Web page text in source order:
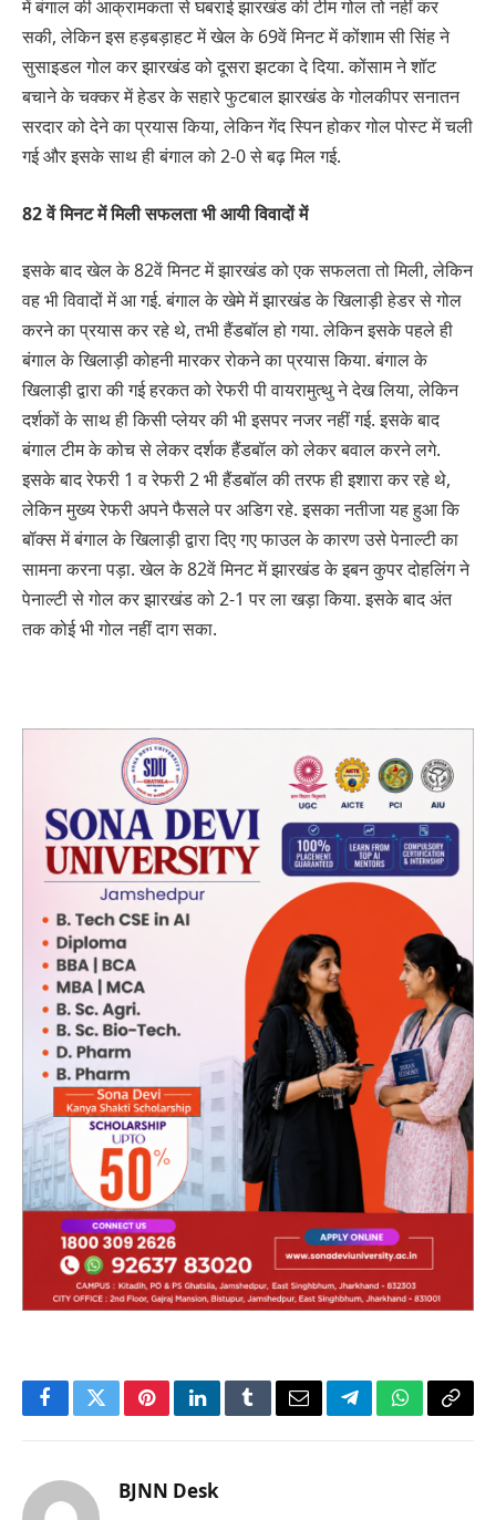
में बंगाल की आक्रामकता से घबराई झारखंड की टीम गोल तो नहीं कर
सकी, लेकिन इस हड़बड़ाहट में खेल के 69वें मिनट में कोंशाम सी सिंह ने
सुसाइडल गोल कर झारखंड को दूसरा झटका दे दिया. कोंसाम ने शॉट
बचाने के चक्कर में हेडर के सहारे फुटबाल झारखंड के गोलकीपर सनातन
सरदार को देने का प्रयास किया, लेकिन गेंद स्पिन होकर गोल पोस्ट में चली
गई और इसके साथ ही बंगाल को 2-0 से बढ़ मिल गई.
82वें मिनट में मिली सफलता भी आयी विवादों में
इसके बाद खेल के 82वें मिनट में झारखंड को एक सफलता तो मिली, लेकिन
वह भी विवादों में आ गई. बंगाल के खेमे में झारखंड के खिलाड़ी हेडर से गोल
करने का प्रयास कर रहे थे, तभी हैंडबॉल हो गया. लेकिन इसके पहले ही
बंगाल के खिलाड़ी कोहनी मारकर रोकने का प्रयास किया. बंगाल के
खिलाड़ी द्वारा की गई हरकत को रेफरी पी वायरामुत्थु ने देख लिया, लेकिन
दर्शकों के साथ ही किसी प्लेयर की भी इसपर नजर नहीं गई. इसके बाद
बंगाल टीम के कोच से लेकर दर्शक हैंडबॉल को लेकर बवाल करने लगे.
इसके बाद रेफरी 1 व रेफरी 2 भी हैंडबॉल की तरफ ही इशारा कर रहे थे,
लेकिन मुख्य रेफरी अपने फैसले पर अडिग रहे. इसका नतीजा यह हुआ कि
बॉक्स में बंगाल के खिलाड़ी द्वारा दिए गए फाउल के कारण उसे पेनाल्टी का
सामना करना पड़ा. खेल के 82वें मिनट में झारखंड के इबन कुपर दोहलिंग ने
पेनाल्टी से गोल कर झारखंड को 2-1 पर ला खड़ा किया. इसके बाद अंत
तक कोई भी गोल नहीं दाग सका.
FacebookTwitterPinterestLinkedInTumblrEmailTelegramWhatsApp
Copy
BJNN Desk